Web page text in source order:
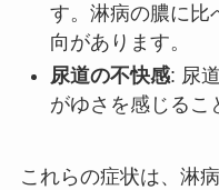
す。淋病の膿に比
向があります。
尿道の不快感: 尿
がゆさを感じるこ
これらの症状は、淋